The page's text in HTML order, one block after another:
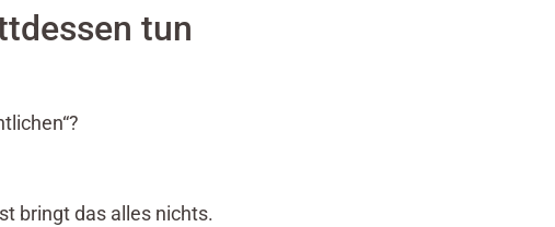
tun
bringt das alles nichts.